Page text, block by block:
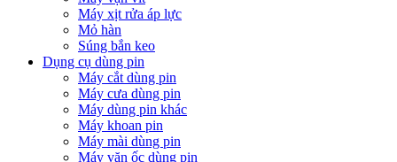
Máy xịt rửa áp lực
Mỏ hàn
Súng bắn keo
Dụng cụ dùng pin
Máy cắt dùng pin
Máy cưa dùng pin
Máy dùng pin khác
Máy khoan pin
Máy mài dùng pin
Máy vặn ốc dùng pin